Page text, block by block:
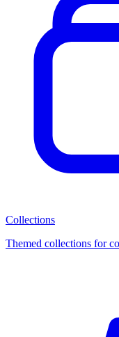
Collections
Themed collections for